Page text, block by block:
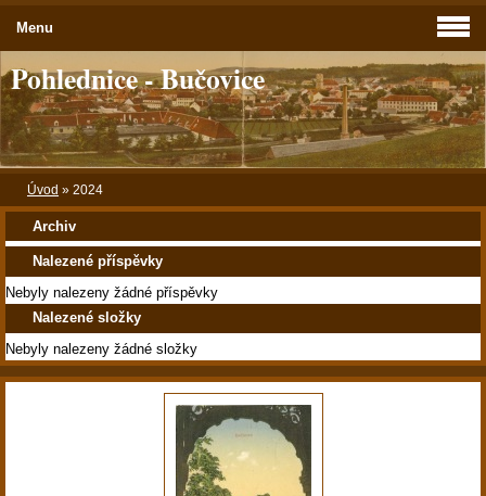
Pohlednice - Bučovice
Úvod » 2024
Archiv
Nalezené příspěvky
Nebyly nalezeny žádné příspěvky
Nalezené složky
Nebyly nalezeny žádné složky
Menu